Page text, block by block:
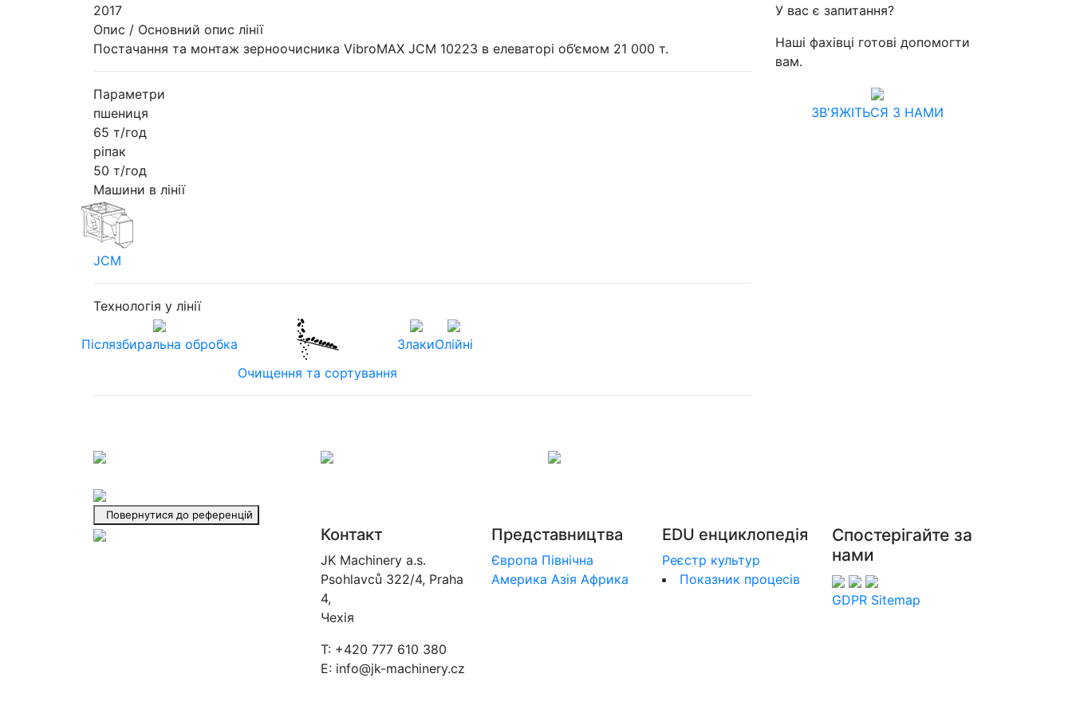
2017
Опис / Основний опис лінії
Постачання та монтаж зерноочисника VibroMAX JCM 10223 в елеваторі об’ємом 21 000 т.
Параметри
пшениця
65 т/год
ріпак
50 т/год
Машини в лінії
JCM
Технологія у лінії
Післязбиральна обробка
Очищення та сортування
ЗлакиОлійні
У вас є запитання?
Наші фахівці готові допомогти
вам.
ЗВ'ЯЖІТЬСЯ З НАМИ
Повернутися до референцій
Контакт
JK Machinery a.s.
Psohlavců 322/4, Praha
4,
Чехія
T: +420 777 610 380
E: info@jk-machinery.cz
Представництва
Європа Північна
Америка Азія Африка
EDU енциклопедія
Реєстр культур
Показник процесів
Спостерігайте за
нами
GDPR Sitemap